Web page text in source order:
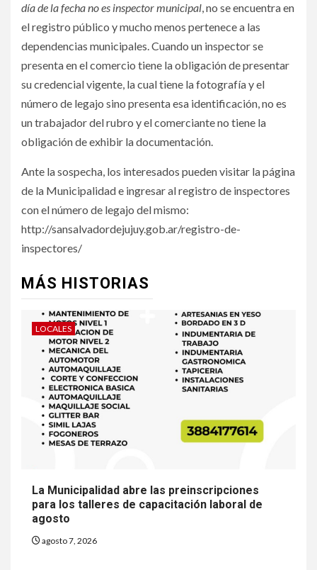
día de la fecha no es inspector municipal, no se encuentra en
el registro público y mucho menos pertenece a las
dependencias municipales. Cuando un inspector se
presenta en el comercio tiene la obligación de presentar
su credencial vigente, la cual tiene la fotografía y el
número de legajo sino presenta esa identificación, no es
un trabajador del rubro y el comerciante no tiene la
obligación de exhibir la documentación.
Ante la sospecha, los interesados pueden visitar la página
de la Municipalidad e ingresar al registro de inspectores
con el número de legajo del mismo:
http://sansalvadordejujuy.gob.ar/registro-de-
inspectores/
MÁS HISTORIAS
LOCALES
La Municipalidad abre las preinscripciones
para los talleres de capacitación laboral de
agosto
agosto 7, 2026